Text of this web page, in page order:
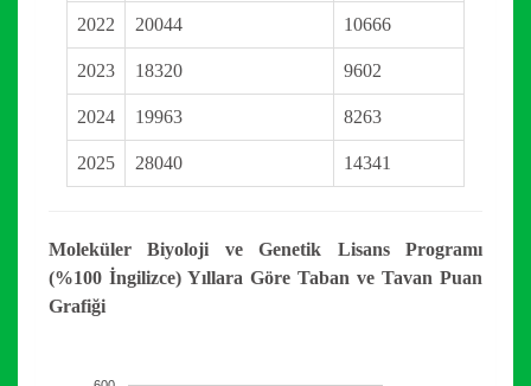
2022 20044 10666
2023 18320 9602
2024 19963 8263
2025 28040 14341
Moleküler Biyoloji ve Genetik Lisans Programı
(%100 İngilizce) Yıllara Göre Taban ve Tavan Puan
Grafiği